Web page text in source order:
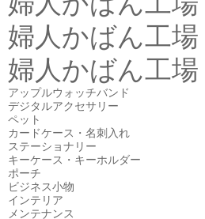
婦人かばん工場
婦人かばん工場
アップルウォッチバンド
デジタルアクセサリー
ペット
カードケース・名刺入れ
ステーショナリー
キーケース・キーホルダー
ポーチ
ビジネス小物
インテリア
メンテナンス